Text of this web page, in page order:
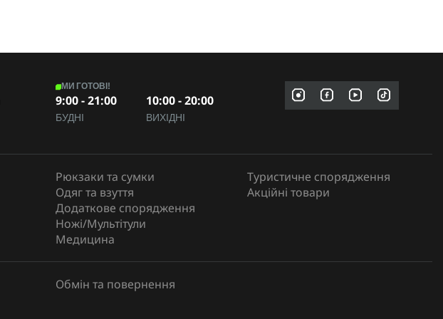
МИ ГОТОВІ!
9:00 - 21:00
БУДНІ
10:00 - 20:00
ВИХІДНІ
Рюкзаки та сумки
Одяг та взуття
Додаткове спорядження
Ножі/Мультітули
Медицина
Туристичне спорядження
Акційні товари
Обмін та повернення